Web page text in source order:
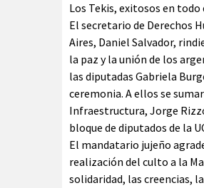
Los Tekis, exitosos en todo
El secretario de Derechos
Aires, Daniel Salvador,
la paz y la unión de los
las diputadas Gabriela
ceremonia. A ellos se
Infraestructura, Jorge
bloque de diputados de la
El mandatario jujeño
realización del culto a la
solidaridad, las creencias,